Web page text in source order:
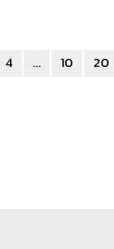
4 ... 10 20